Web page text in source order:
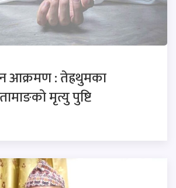
आक्रमण : तेह्रथुमका
मृत्यु पुष्टि